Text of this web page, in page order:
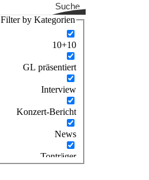
Suche
Filter by Kategorien
10+10
GL präsentiert
Interview
Konzert-Bericht
News
Tonträger